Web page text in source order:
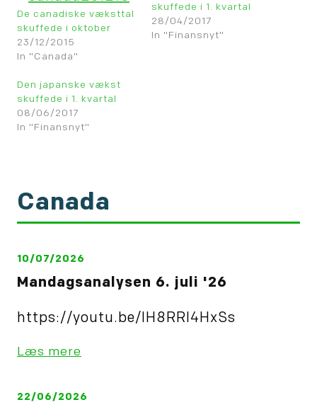
De canadiske væksttal
skuffede i oktober
23/12/2015
In "Canada"
skuffede i 1. kvartal
28/04/2017
In "Finansnyt"
Den japanske vækst
skuffede i 1. kvartal
08/06/2017
In "Finansnyt"
Canada
10/07/2026
Mandagsanalysen 6. juli '26
https://youtu.be/IH8RRl4HxSs
Læs mere
22/06/2026